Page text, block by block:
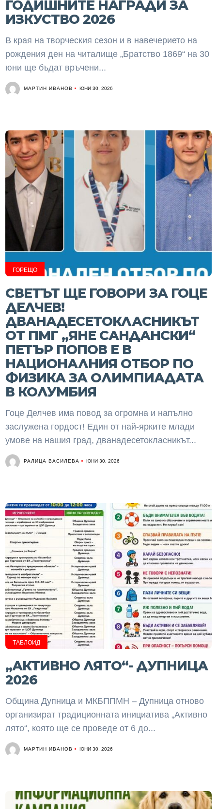
ГОДИШНИТЕ НАГРАДИ ЗА
ИЗКУСТВО 2026
В края на творческия сезон и в навечерието на
рождения ден на читалище „Братство 1869“ на 30
юни ще бъдат връчени...
МАРТИН ИВАНОВ ЮНИ 30, 2026
ГОРЕЩО
СВЕТЪТ ЩЕ ГОВОРИ ЗА ГОЦЕ
ДЕЛЧЕВ!
ДВАНАДЕСЕТОКЛАСНИКЪТ
ОТ ПМГ „ЯНЕ САНДАНСКИ“
ПЕТЪР ПОПОВ Е В
НАЦИОНАЛНИЯ ОТБОР ПО
ФИЗИКА ЗА ОЛИМПИАДАТА
В КОЛУМБИЯ
Гоце Делчев има повод за огромна и напълно
заслужена гордост! Един от най-ярките млади
умове на нашия град, дванадесетокласникът...
РАЛИЦА ВАСИЛЕВА ЮНИ 30, 2026
ТАБЛОИД
„АКТИВНО ЛЯТО“- ДУПНИЦА
2026
Община Дупница и МКБППМН – Дупница отново
организират традиционната инициатива „Активно
лято“, която ще се проведе от 6 до...
МАРТИН ИВАНОВ ЮНИ 30, 2026